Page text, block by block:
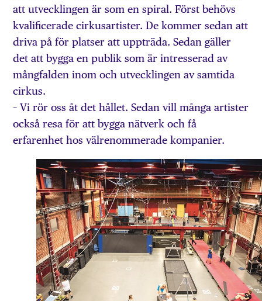
att utvecklingen är som en spiral. Först behövs
kvalificerade cirkusartister. De kommer sedan att
driva på för platser att uppträda. Sedan gäller
det att bygga en publik som är intresserad av
mångfalden inom och utvecklingen av samtida
cirkus.
– Vi rör oss åt det hållet. Sedan vill många artister
också resa för att bygga nätverk och få
erfarenhet hos välrenommerade kompanier.